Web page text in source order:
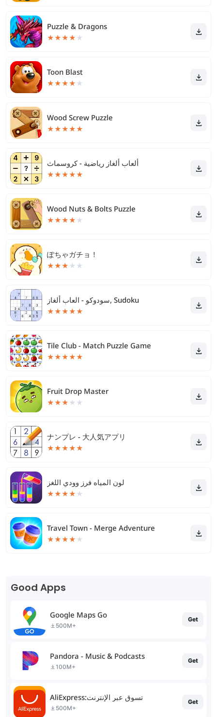
Puzzle & Dragons
★★★★ ★
Toon Blast
★★★★ ★
Wood Screw Puzzle
★★★★★
ألعاب ألغاز رياضية - كروسماث
★★★★★
Wood Nuts & Bolts Puzzle
★★★★ ★
ぽちゃガチョ！
★★★ ★ ★
سودوكو - العاب ألغاز, Sudoku
★★★★★
Tile Club - Match Puzzle Game
★★★★★
Fruit Drop Master
★★★ ★ ★
ナンプレ - 大人気アプリ
★★★★★
لون المياه فرز وودي اللغز
★★★★ ★
Travel Town - Merge Adventure
★★★★ ★
Good Apps
Google Maps Go
500M+
Get
Pandora - Music & Podcasts
100M+
Get
AliExpress:تسوق عبر الإنترنت
500M+
Get